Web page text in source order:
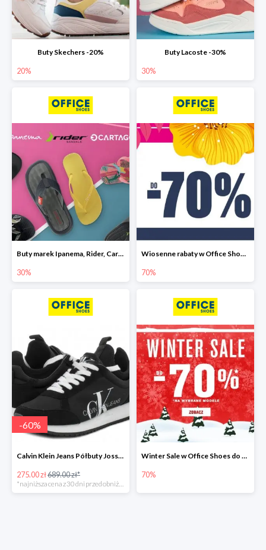
Buty Skechers -20%
20%
Buty Lacoste -30%
30%
Buty marek Ipanema, Rider, Cartago do -30%
30%
Wiosenne rabaty w Office Shoes do -70%
70%
-60%
Calvin Klein Jeans Półbuty Josslyn -60%
275.00 zł689.00 zł*
Winter Sale w Office Shoes do -70%
70%